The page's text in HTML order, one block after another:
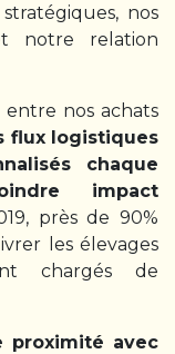
nos
notre relation
nos achats
flux logistiques
chaque
impact
près de 90%
les élevages
chargés de
proximité avec